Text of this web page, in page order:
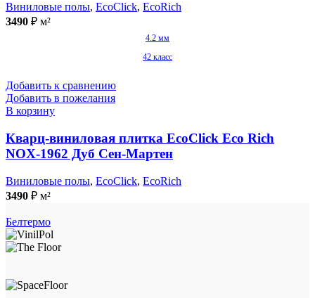
Виниловые полы, EcoClick, EcoRich
3490 ₽ м²
4.2 мм
42 класс
Добавить к сравнению
Добавить в пожелания
В корзину
Кварц-виниловая плитка EcoClick Eco Rich
NOX-1962 Дуб Сен-Мартен
Виниловые полы, EcoClick, EcoRich
3490 ₽ м²
Белтермо